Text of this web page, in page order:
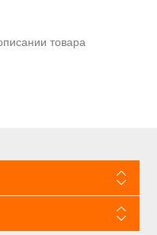
товара